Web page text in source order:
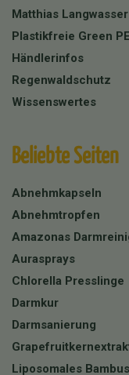
Matthias
Plastikfreie Green
Händlerinfos
Regenwaldschutz
Wissenswertes
Beliebte Seiten
Abnehmkapseln
Abnehmtropfen
Amazonas
Aurasprays
Chlorella Presslinge
Darmkur
Darmsanierung
Liposomales